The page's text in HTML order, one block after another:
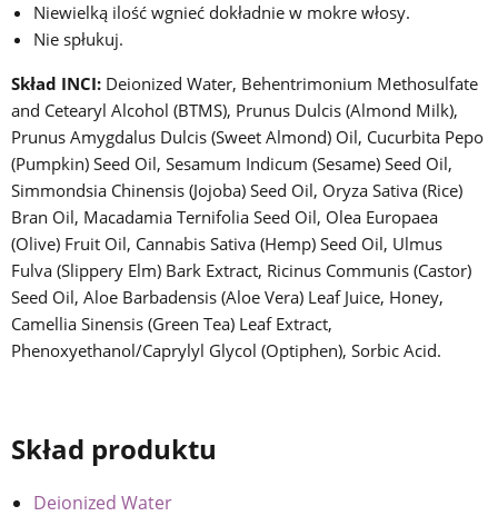
Niewielką ilość wgnieć dokładnie w mokre włosy.
Nie spłukuj.
Skład INCI: Deionized Water, Behentrimonium Methosulfate
and Cetearyl Alcohol (BTMS), Prunus Dulcis (Almond Milk),
Prunus Amygdalus Dulcis (Sweet Almond) Oil, Cucurbita Pepo
(Pumpkin) Seed Oil, Sesamum Indicum (Sesame) Seed Oil,
Simmondsia Chinensis (Jojoba) Seed Oil, Oryza Sativa (Rice)
Bran Oil, Macadamia Ternifolia Seed Oil, Olea Europaea
(Olive) Fruit Oil, Cannabis Sativa (Hemp) Seed Oil, Ulmus
Fulva (Slippery Elm) Bark Extract, Ricinus Communis (Castor)
Seed Oil, Aloe Barbadensis (Aloe Vera) Leaf Juice, Honey,
Camellia Sinensis (Green Tea) Leaf Extract,
Phenoxyethanol/Caprylyl Glycol (Optiphen), Sorbic Acid.
Skład produktu
Deionized Water